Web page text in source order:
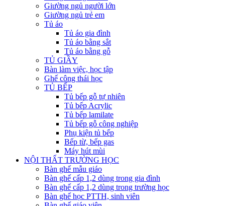
Giường ngủ người lớn
Giường ngủ trẻ em
Tủ áo
Tủ áo gia đình
Tủ áo bằng sắt
Tủ áo bằng gỗ
TỦ GIẦY
Bàn làm việc, học tập
Ghế công thái học
TỦ BẾP
Tủ bếp gỗ tự nhiên
Tủ bếp Acrylic
Tủ bếp lamilate
Tủ bếp gỗ công nghiệp
Phụ kiện tủ bếp
Bếp từ, bếp gas
Máy hút mùi
NỘI THẤT TRƯỜNG HỌC
Bàn ghế mẫu giáo
Bàn ghế cấp 1,2 dùng trong gia đình
Bàn ghế cấp 1,2 dùng trong trường học
Bàn ghế học PTTH, sinh viên